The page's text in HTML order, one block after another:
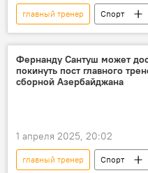
главный тренер Спорт
АФФА
ФК "Сумгайыт"
Алексей Бага
премьер-лига
Фернанду Сантуш может
покинуть пост главного
сборной Азербайджана
1 апреля 2025, 20:02
главный тренер Спорт